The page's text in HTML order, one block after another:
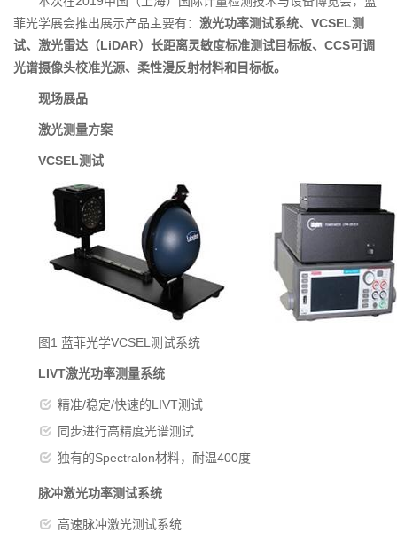
菲光学展会推出展示产品主要有： 激光功率测试系统、VCSEL测
试、激光雷达（LiDAR）长距离灵敏度标准测试目标板、CCS可调
光谱摄像头校准光源、柔性漫反射材料和目标板。
现场展品
激光测量方案
VCSEL测试
图1 蓝菲光学VCSEL测试系统
LIVT激光功率测量系统
精准/稳定/快速的LIVT测试
同步进行高精度光谱测试
独有的Spectralon材料，耐温400度
脉冲激光功率测试系统
高速脉冲激光测试系统